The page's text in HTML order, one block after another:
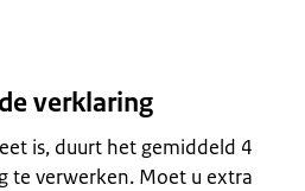
verklaring
is, duurt het gemiddeld 4
te verwerken. Moet u extra